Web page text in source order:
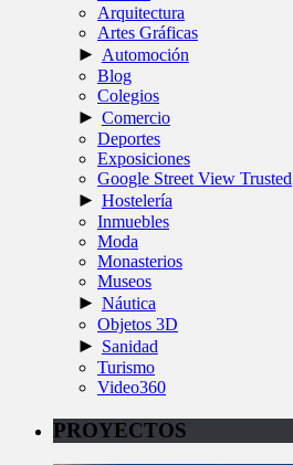
Arquitectura
Artes Gráficas
► Automoción
Blog
Colegios
► Comercio
Deportes
Exposiciones
Google Street View Trusted
► Hostelería
Inmuebles
Moda
Monasterios
Museos
► Náutica
Objetos 3D
► Sanidad
Turismo
Video360
PROYECTOS